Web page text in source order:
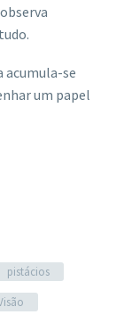
acumula-se
um papel
pistácios